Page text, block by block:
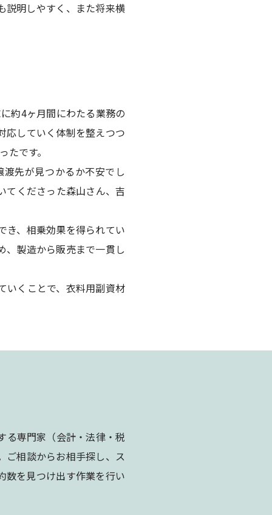
説明しやすく、また将来横
約4ヶ月間にわたる業務の
応していく体制を整えつつ
です。
先が見つかるか不安でし
てくださった森山さん、吉
、相乗効果を得られてい
、製造から販売まで一貫し
いくことで、衣料用副資材
る専門家（会計・法律・税
ご相談からお相手探し、ス
数を見つけ出す作業を行い